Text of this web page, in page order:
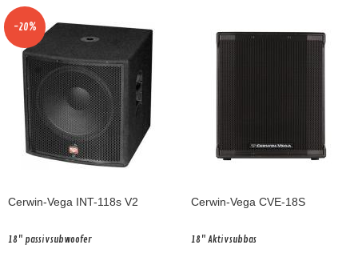
-20%
Cerwin-Vega INT-118s V2
18" passiv subwoofer
Cerwin-Vega CVE-18S
18" Aktiv subbas